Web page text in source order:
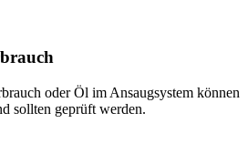
oder Öl im Ansaugsystem können
sollten geprüft werden.